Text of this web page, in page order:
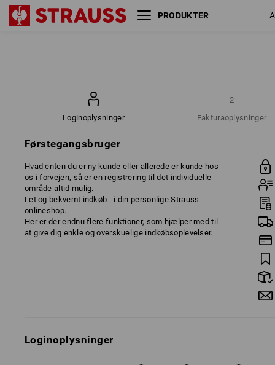
PRODUKTER
2
Loginoplysninger
Fakturaoplysninger
Førstegangsbruger
Hvad enten du er ny kunde eller allerede er kunde hos
os i forvejen, så er en registrering til det individuelle
område altid mulig.
Let og bekvemt indkøb - i din personlige Strauss
onlineshop.
Her er der endnu flere funktioner, som hjælper med til
at give dig enkle og overskuelige indkøbsoplevelser.
Loginoplysninger